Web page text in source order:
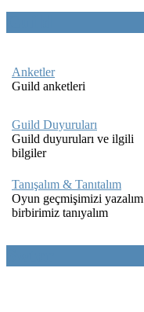
Anketler
Guild anketleri
Guild Duyuruları
Guild duyuruları ve ilgili
bilgiler
Tanışalım & Tanıtalım
Oyun geçmişimizi yazalım
birbirimiz tanıyalım